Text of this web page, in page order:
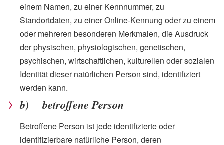
einem Namen, zu einer Kennnummer, zu
Standortdaten, zu einer Online-Kennung oder zu einem
oder mehreren besonderen Merkmalen, die Ausdruck
der physischen, physiologischen, genetischen,
psychischen, wirtschaftlichen, kulturellen oder sozialen
Identität dieser natürlichen Person sind, identifiziert
werden kann.
b) betroffene Person
Betroffene Person ist jede identifizierte oder
identifizierbare natürliche Person, deren